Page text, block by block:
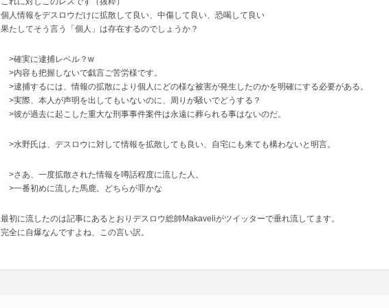
個人情報をデスロウだけに拡散して良い、中傷して良い、恐喝して良い
果たしてそう言う「個人」は存在するのでしょうか？
>確実に逮捕レベル？w
>内容も把握しないで戯言ご苦労様です。
>逮捕するには、情報の拡散により個人にどの様な被害が発生したのかを明確にする必要がある。
>実際、本人が声明を出してもいないのに、周りが騒いでどうする？
>彼が過去に起こした重大な刑事事件案件は永遠に葬られる事はないのだ。
>水野氏は、デスロウに対して情報を拡散しても良い、自宅にも来ても構わないと明言。
>さあ、一度拡散された情報を噂話程度に流した人。
>一番初めに流した馬鹿。どちらが罪かな
最初に流したのは記事にあるとおりデスロウ総帥Makaveliがツイッターで垂れ流してます。
完全に自爆なんですよね、この言い訳。